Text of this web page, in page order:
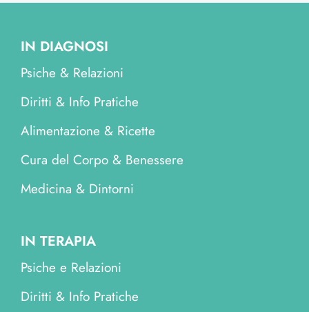
IN DIAGNOSI
Psiche & Relazioni
Diritti & Info Pratiche
Alimentazione & Ricette
Cura del Corpo & Benessere
Medicina & Dintorni
IN TERAPIA
Psiche e Relazioni
Diritti & Info Pratiche